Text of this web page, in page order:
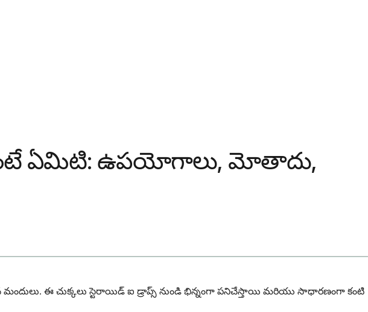
ఏమిటి: ఉపయోగాలు, మోతాదు,
ఈ చుక్కలు స్టెరాయిడ్ ఐ డ్రాప్స్ నుండి భిన్నంగా పనిచేస్తాయి మరియు సాధారణంగా కంటి